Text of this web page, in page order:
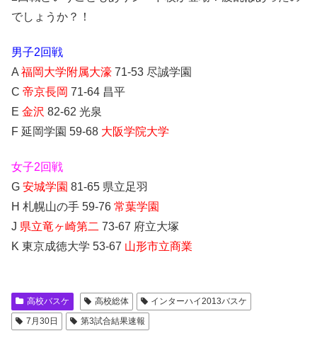
でしょうか？！
男子2回戦
A 福岡大学附属大濠 71-53 尽誠学園
C 帝京長岡 71-64 昌平
E 金沢 82-62 光泉
F 延岡学園 59-68 大阪学院大学
女子2回戦
G 安城学園 81-65 県立足羽
H 札幌山の手 59-76 常葉学園
J 県立竜ヶ崎第二 73-67 府立大塚
K 東京成徳大学 53-67 山形市立商業
高校バスケ 高校総体
インターハイ2013バスケ
7月30日
第3試合結果速報